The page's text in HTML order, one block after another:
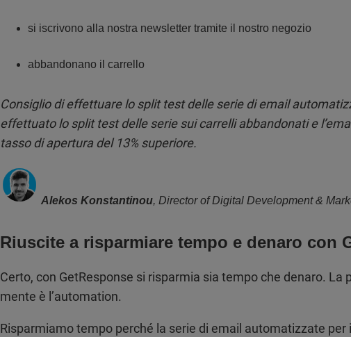
si iscrivono alla nostra newsletter tramite il nostro negozio
abbandonano il carrello
Consiglio di effettuare lo split test delle serie di email
effettuato lo split test delle serie sui carrelli abbandonati e
tasso di apertura del 13% superiore.
Alekos Konstantinou, Director of Digital Development &
Riuscite a risparmiare tempo e denaro con
Certo, con GetResponse si risparmia sia tempo che denaro. La
mente è l’automation.
Risparmiamo tempo perché la serie di email automatizzate per